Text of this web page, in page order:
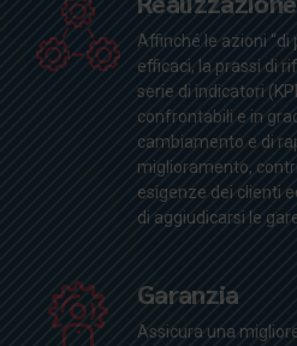
Affinché le azioni “di
efficaci, la prassi di
serie di indicatori
confrontabili e in
cambiamento e di
miglioramento,
esigenze dei clienti
di aggiudicarsi le
Garanzia
Assicura una